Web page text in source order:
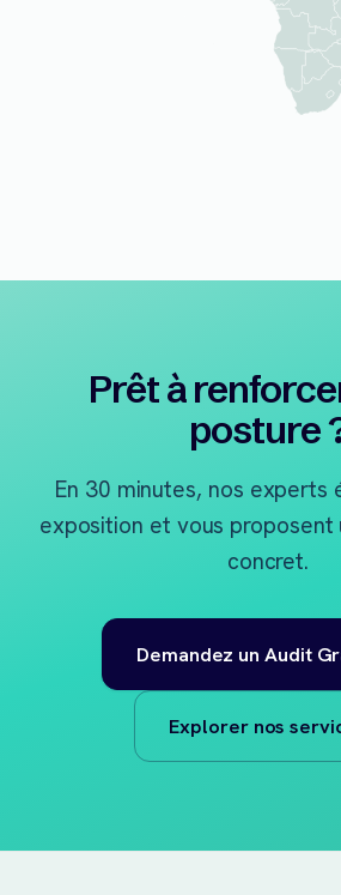
Prêt à
posture
En 30 minutes, nos experts
exposition et vous proposent
concret.
Demandez un Audit
Explorer nos